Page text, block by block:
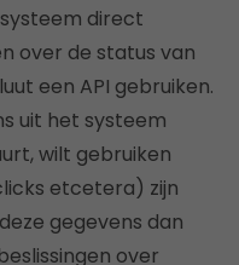
direct
over de status van
een API gebruiken.
uit het systeem
wilt gebruiken
etcetera) zijn
gegevens dan
over